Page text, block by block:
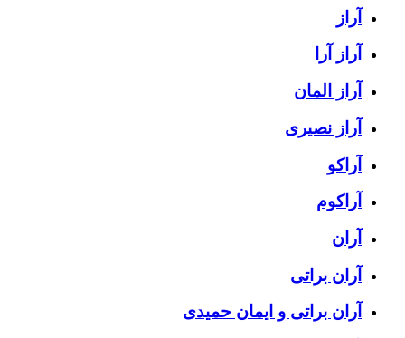
آراز
آراز آرا
آراز المان
آراز نصیری
آراکو
آراکوم
آران
آران براتی
آران براتی و ایمان حمیدی